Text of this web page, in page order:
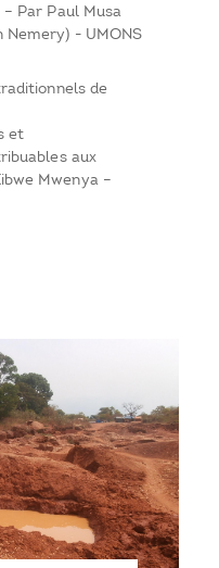
– Par Paul Musa
Nemery) - UMONS
de
et
aux
Mwenya –